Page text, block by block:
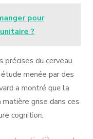
pour
?
du cerveau
menée par des
a montré que la
grise dans ces
cognition.